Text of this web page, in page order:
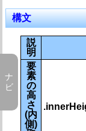
内部処理
操作
各種
オフセット
プロパティ
構文
説
明
要
素
の
高
さ
(内
側)